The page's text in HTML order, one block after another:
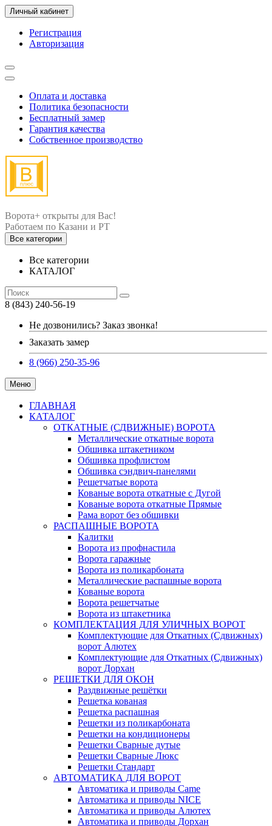
Личный кабинет
Регистрация
Авторизация
Оплата и доставка
Политика безопасности
Бесплатный замер
Гарантия качества
Собственное производство
Ворота+ открыты для Вас!
Все категории
Все категории
КАТАЛОГ
8 (843) 240-56-19
Не дозвонились? Заказ звонка!
Заказать замер
8 (966) 250-35-96
Меню
ГЛАВНАЯ
КАТАЛОГ
ОТКАТНЫЕ (СДВИЖНЫЕ) ВОРОТА
Металлические откатные ворота
Обшивка штакетником
Обшивка профлистом
Обшивка сэндвич-панелями
Решетчатые ворота
Кованые ворота откатные с Дугой
Кованые ворота откатные Прямые
Рама ворот без обшивки
РАСПАШНЫЕ ВОРОТА
Калитки
Ворота из профнастила
Ворота гаражные
Ворота из поликарбоната
Металлические распашные ворота
Кованые ворота
Ворота решетчатые
Ворота из штакетника
КОМПЛЕКТАЦИЯ ДЛЯ УЛИЧНЫХ ВОРОТ
Комплектующие для Откатных (Сдвижных)
ворот Алютех
Комплектующие для Откатных (Сдвижных)
ворот Дорхан
РЕШЕТКИ ДЛЯ ОКОН
Раздвижные решётки
Решетка кованая
Решетка распашная
Решетки из поликарбоната
Решетки на кондиционеры
Решетки Сварные дутые
Решетки Сварные Люкс
Решетки Стандарт
АВТОМАТИКА ДЛЯ ВОРОТ
Автоматика и приводы Came
Автоматика и приводы NICE
Автоматика и приводы Алютех
Автоматика и приводы Дорхан